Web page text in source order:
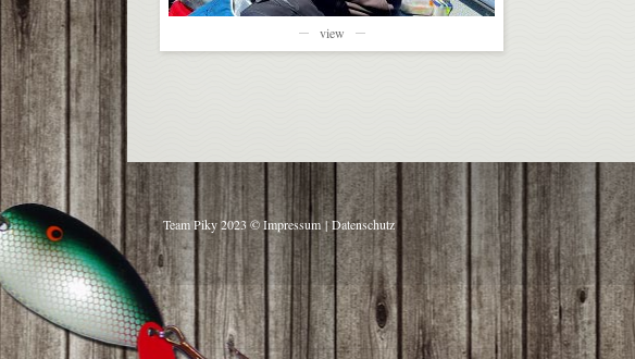
view
Team Piky 2023 ©Impressum |Datenschutz